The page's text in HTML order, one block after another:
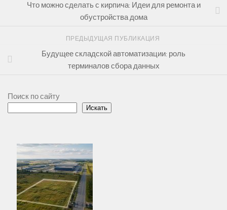
Что можно сделать с кирпича: Идеи для ремонта и
обустройства дома
ПРЕДЫДУЩАЯ ПУБЛИКАЦИЯ
Будущее складской автоматизации: роль
терминалов сбора данных
Поиск по сайту
Искать